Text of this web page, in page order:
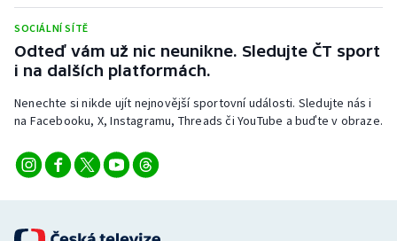
SOCIÁLNÍ SÍTĚ
Odteď vám už nic neunikne. Sledujte ČT sport
i na dalších platformách.
Nenechte si nikde ujít nejnovější sportovní události. Sledujte nás i
na Facebooku, X, Instagramu, Threads či YouTube a buďte v obraze.